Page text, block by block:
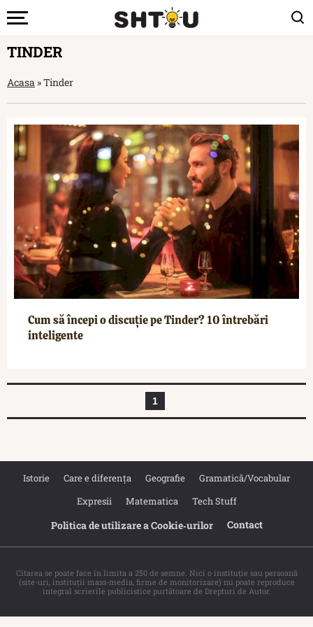
TINDER
Acasa »Tinder
Cum să începi o discuție pe Tinder? 10 întrebări
inteligente
1
Istorie Care e diferența Geografie
Gramatică/Vocabular
Expresii
Matematica Tech Stuff
Politica de utilizare a Cookie‐urilor Contact
Citarea se poate face în limita a 250 de semne. Nici o instituţie sau persoană
(site-uri, instituţii mass-media, firme de monitorizare) nu poate reproduce
integral scrierile publicistice purtătoare de Drepturi de Autor.